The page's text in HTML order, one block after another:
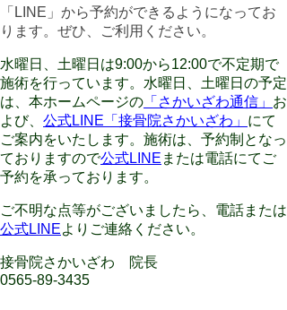
「LINE」から予約ができるようになってお
ります。ぜひ、ご利用ください。
水曜日、土曜日は9:00から12:00で不定期で
施術を行っています。水曜日、土曜日の予定
は、本ホームページの 「さかいざわ通信」 お
よび、 公式LINE「接骨院さかいざわ」 にて
ご案内をいたします。施術は、予約制となっ
ておりますので公式LINE または電話にてご
予約を承っております。
ご不明な点等がございましたら、電話または
公式LINEよりご連絡ください。
接骨院さかいざわ 院長
0565-89-3435